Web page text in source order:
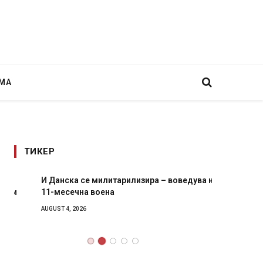
ТИКЕР
И Данска се милитарилизира – воведува нова
11-месечна воена
AUGUST 4, 2026